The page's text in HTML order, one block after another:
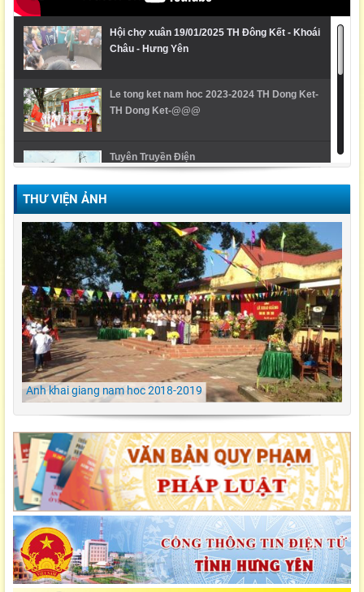
Hội chợ xuân 19/01/2025 TH Đông Kết - Khoái
Châu - Hưng Yên
Le tong ket nam hoc 2023-2024 TH Dong Ket-
TH Dong Ket-@@@
Tuyên Truyền Điện
Video Lễ trao giải cuộc thi Violympic Quốc gia
Ngày hội ẩm thực/ TH Đông kết/ Khoái Châu/
Hưng Yên
LỄ KHAI GIẢNG NĂM HỌC 2021-2022 Tiểu
Học Đông Kết
THƯ VIỆN ẢNH
Anh khai giang nam hoc 2018-2019